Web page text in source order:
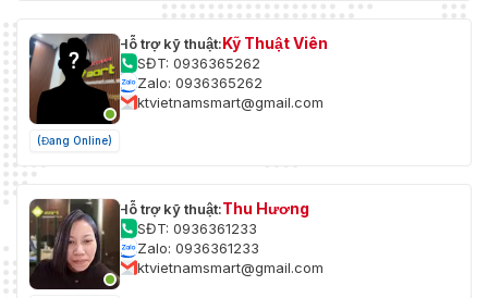
(Đang Online)
Hỗ trợ kỹ thuật:Kỹ Thuật Viên
SĐT: 0936365262
Zalo: 0936365262
ktvietnamsmart@gmail.com
Hỗ trợ kỹ thuật:Thu Hương
SĐT: 0936361233
Zalo: 0936361233
ktvietnamsmart@gmail.com